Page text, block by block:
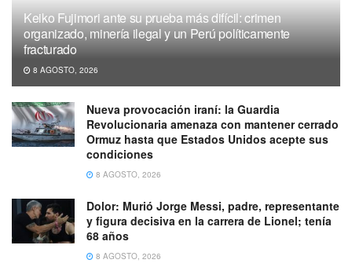
Keiko Fujimori ante su prueba más difícil: crimen
organizado, minería ilegal y un Perú políticamente
fracturado
8 AGOSTO, 2026
Nueva provocación iraní: la Guardia
Revolucionaria amenaza con mantener cerrado
Ormuz hasta que Estados Unidos acepte sus
condiciones
8 AGOSTO, 2026
Dolor: Murió Jorge Messi, padre, representante
y figura decisiva en la carrera de Lionel; tenía
68 años
8 AGOSTO, 2026